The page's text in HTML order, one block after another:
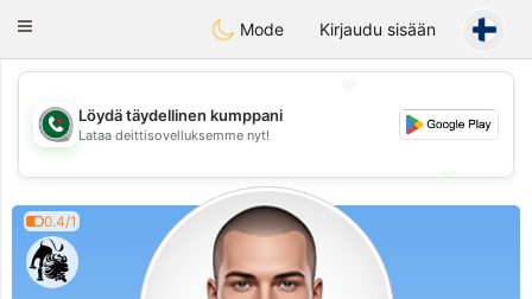
Weshrak
Toggle
Mode Kirjaudu sisään
💖
💕
💕
Löydä täydellinen kumppani
Lataa deittisovelluksemme nyt!
0.4/1